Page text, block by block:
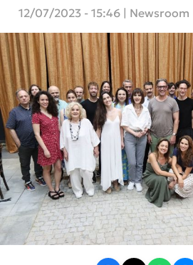
12/07/2023 - 15:46 Newsroom